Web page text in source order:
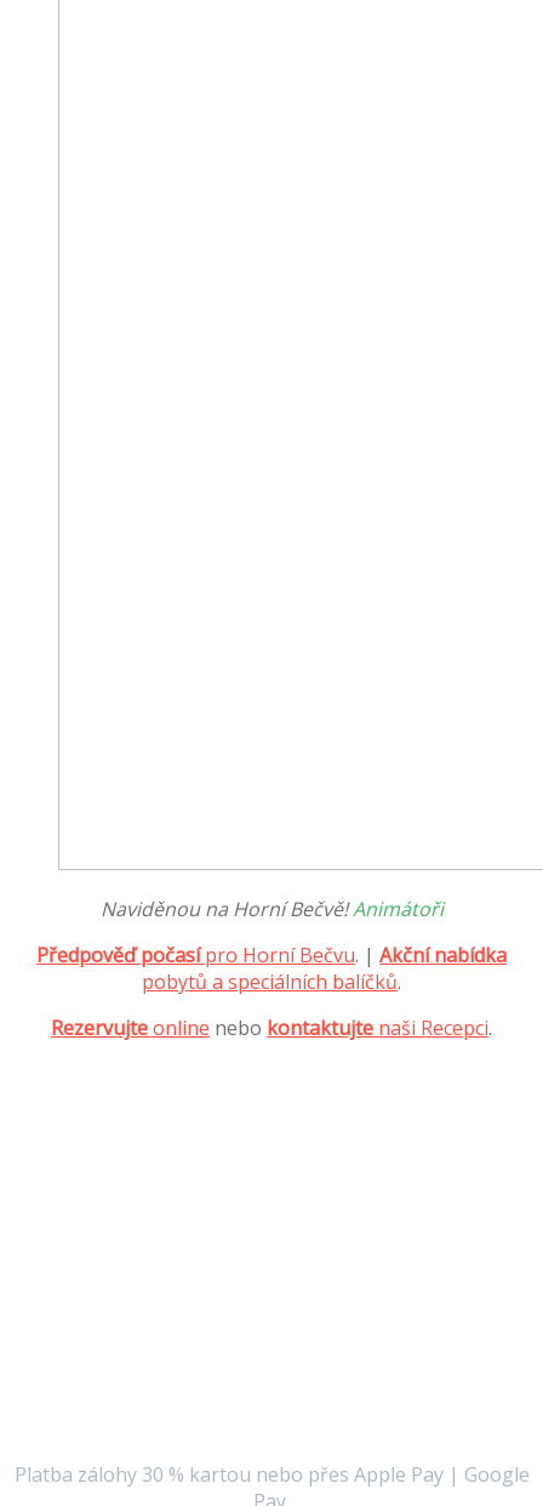
Naviděnou na Horní Bečvě!Animátoři
Předpověď počasípro Horní Bečvu. | Akční nabídka
pobytů a speciálních balíčků.
Rezervujteonline nebo kontaktujte naši Recepci.
Platba zálohy 30 % kartou nebo přes Apple Pay | Google